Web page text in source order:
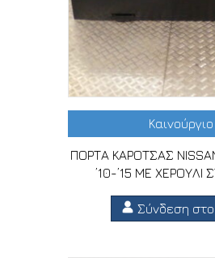
Καινούργιο
ΠΟΡΤΑ ΚΑΡΟΤΣΑΣ
’10-’15 ΜΕ ΧΕΡΟΥΛΙ
Σύνδεση